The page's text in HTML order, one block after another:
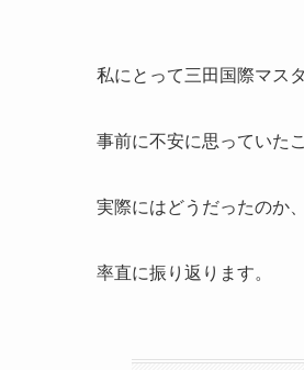
私にとって三田国際マス
事前に不安に思っていたこ
実際にはどうだったのか、
率直に振り返ります。